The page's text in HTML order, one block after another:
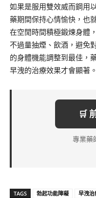
如果是服用雙效威而鋼用
藥期間保持心情愉快，也
在空閒時間積極鍛煉身體
不過量抽煙、飲酒，避免
的身體機能調整到最佳，
早洩的治療效果才會顯著。
🛒
專業藥
TAGS 勃起功能障礙 早洩治